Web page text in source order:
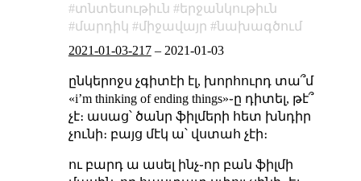
տնտեսութիւն
երջանկութիւն
մարդիկ
միջավայր
նախագծում
2021-01-03-217– 2021-01-03
ընկերոջս չգիտէի էլ, խորհուրդ տա՞մ
«i’m thinking of ending things»֊ը դիտել, թէ՞
չէ։ ասաց՝ ծանր ֆիլմերի հետ խնդիր
չունի։ բայց մէկ ա՝ վստահ չէի։
ու բարդ ա ասել ինչ֊որ բան ֆիլմի